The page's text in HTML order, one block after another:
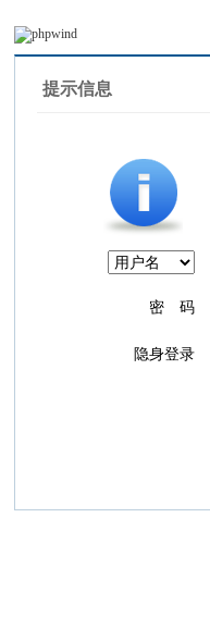
提示信息
密 码
隐身登录